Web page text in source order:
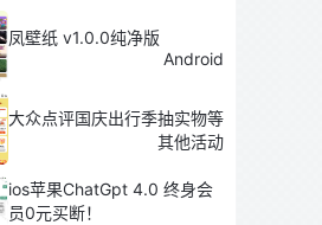
凤壁纸 v1.0.0纯净版
Android
大众点评国庆出行季抽实物等
其他活动
ios苹果ChatGpt 4.0 终身会
员0元买断！